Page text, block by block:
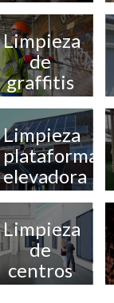
Limpieza
de
graffitis
Limpieza
plataforma
elevadora
Limpieza
de
centros
culturales